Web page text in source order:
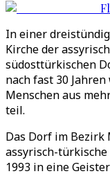
In einer
Kirche der
südosttürkischen
nach fast 30
Menschen aus
teil.
Das Dorf im Bezirk
assyrisch-
1993 in eine